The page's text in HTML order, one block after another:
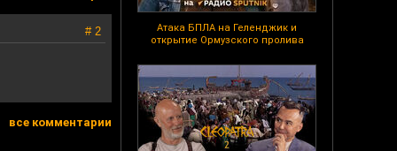
Атака БПЛА на Геленджик и
открытие Ормузского пролива
# 2
все комментарии